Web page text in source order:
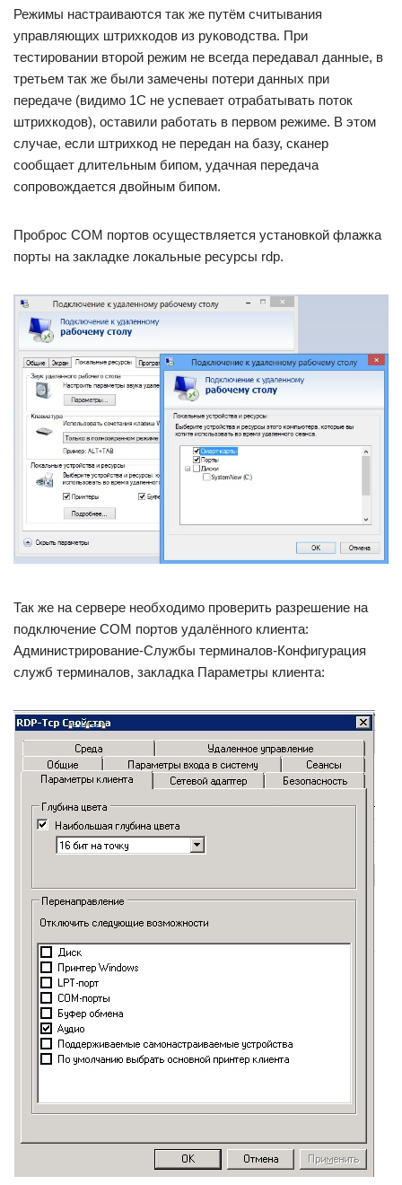
Режимы настраиваются так же путём считывания
управляющих штрихкодов из руководства. При
тестировании второй режим не всегда передавал данные, в
третьем так же были замечены потери данных при
передаче (видимо 1С не успевает отрабатывать поток
штрихкодов), оставили работать в первом режиме. В этом
случае, если штрихкод не передан на базу, сканер
сообщает длительным бипом, удачная передача
сопровождается двойным бипом.
Проброс COM портов осуществляется установкой флажка
порты на закладке локальные ресурсы rdp.
Так же на сервере необходимо проверить разрешение на
подключение COM портов удалённого клиента:
Администрирование-Службы терминалов-Конфигурация
служб терминалов, закладка Параметры клиента: